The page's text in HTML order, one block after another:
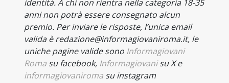
identità. A chi non rientra nella categoria 18-35
anni non potrà essere consegnato alcun
premio. Per inviare le risposte, l’unica email
valida è redazione@informagiovaniroma.it, le
uniche pagine valide sono Informagiovani
Romasufacebook, Informagiovanisu X e
informagiovaniromasu instagram